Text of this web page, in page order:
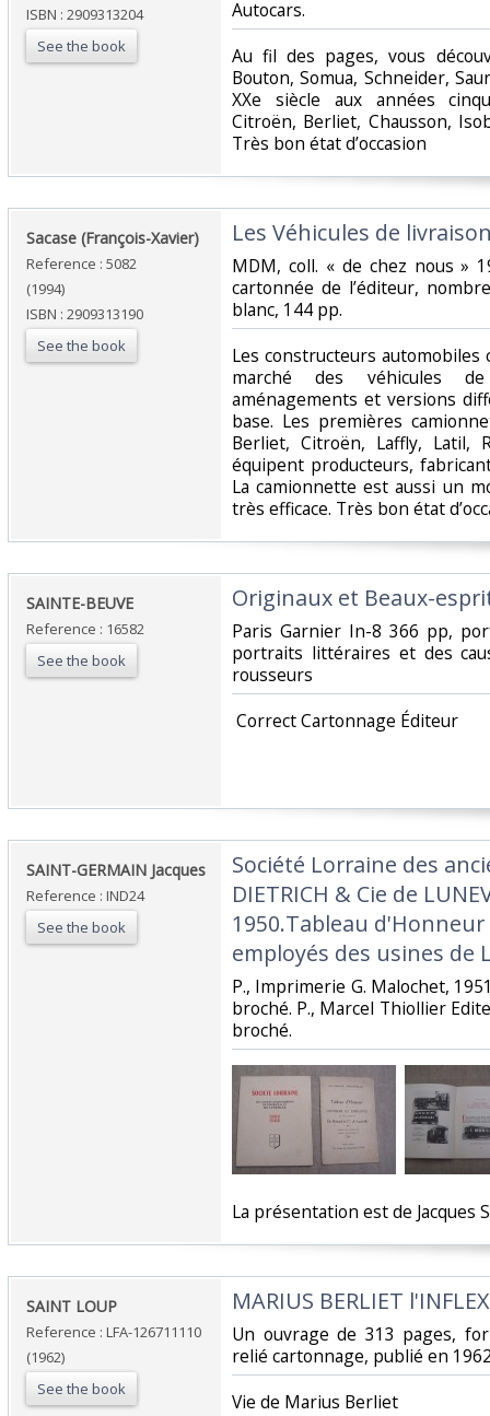
ISBN : 2909313204
See the book
Autocars. ‎
‎Au fil des pages, vous
Bouton, Somua, Schneider,
XXe siècle aux années
Citroën, Berliet, Chausson,
Très bon état d’occasion ‎
‎Sacase (François-Xavier)‎
Reference : 5082
(1994)
ISBN : 2909313190
See the book
‎Les Véhicules de
‎MDM, coll. « de chez nous »
cartonnée de l’éditeur,
blanc, 144 pp.‎
‎Les constructeurs
marché des véhicules
aménagements et versions
base. Les premières
Berliet, Citroën, Laffly, Latil,
équipent producteurs,
La camionnette est aussi un
très efficace. Très bon état
‎SAINTE-BEUVE‎
Reference : 16582
See the book
‎Originaux et Beaux-
‎Paris Garnier In-8 366 pp,
portraits littéraires et des
rousseurs‎
‎ Correct Cartonnage Éditeur‎
‎SAINT-GERMAIN Jacques‎
Reference : IND24
See the book
‎Société Lorraine des
DIETRICH & Cie de
1950.Tableau
employés des usines de
‎P., Imprimerie G. Malochet,
broché. P., Marcel Thiollier
broché. ‎
‎La présentation est de Jacques
‎SAINT LOUP‎
Reference : LFA-126711110
(1962)
See the book
‎MARIUS BERLIET
‎Un ouvrage de 313 pages,
relié cartonnage, publié en
‎Vie de Marius Berliet‎